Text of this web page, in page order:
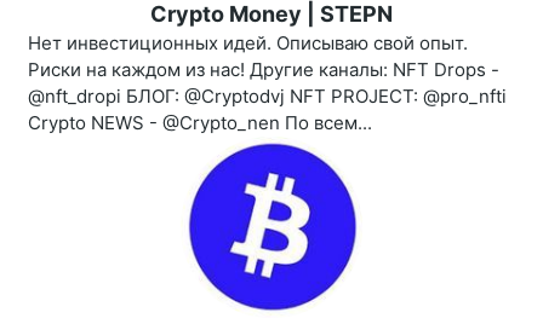
Crypto Money | STEPN
Нет инвестиционных идей. Описываю свой опыт.
Риски на каждом из нас! Другие каналы: NFT Drops -
@nft_dropi БЛОГ: @Cryptodvj NFT PROJECT: @pro_nfti
Crypto NEWS - @Crypto_nen По всем...